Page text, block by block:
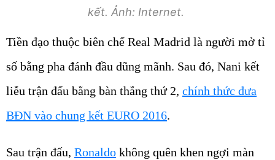
kết. Ảnh: Internet.
Tiền đạo thuộc biên chế Real Madrid là người mở tỉ
số bằng pha đánh đầu dũng mãnh. Sau đó, Nani kết
liễu trận đấu bằng bàn thắng thứ 2, chính thức đưa
BĐN vào chung kết EURO 2016.
Sau trận đấu, Ronaldo không quên khen ngợi màn